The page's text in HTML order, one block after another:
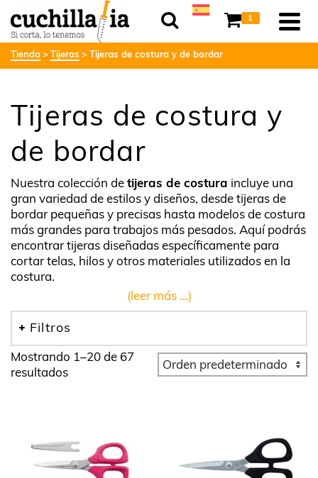
1
Tienda Tijeras Tijeras de costura y de bordar
Tijeras de costura y
de bordar
Nuestra colección detijeras de costura incluye una
gran variedad de estilos y diseños, desde tijeras de
bordar pequeñas y precisas hasta modelos de costura
más grandes para trabajos más pesados. Aquí podrás
encontrar tijeras diseñadas específicamente para
cortar telas, hilos y otros materiales utilizados en la
costura.
(leer más ...)
Filtros
Mostrando 1–20 de 67
resultados